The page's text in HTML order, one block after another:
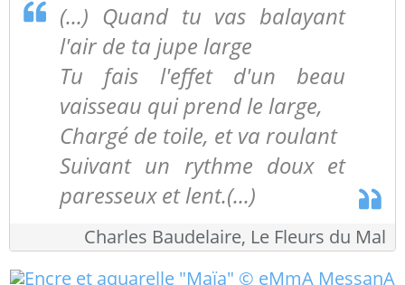
(...) Quand tu vas balayant
l'air de ta jupe large
Tu fais l'effet d'un beau
vaisseau qui prend le large,
Chargé de toile, et va roulant
Suivant un rythme doux et
paresseux et lent.(...)
Charles Baudelaire, Le Fleurs du Mal